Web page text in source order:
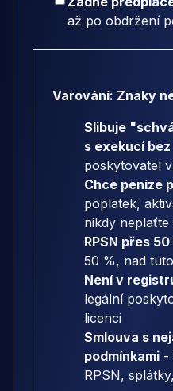
až po obdržení
Varování: Znaky
Slibuje
s exekucí
poskytovatel
Chce peníze
poplatek,
nikdy neplaťte
RPSN přes 50
50 %, nad
Není v
legální
licenci
Smlouva s
podmínkami -
RPSN,